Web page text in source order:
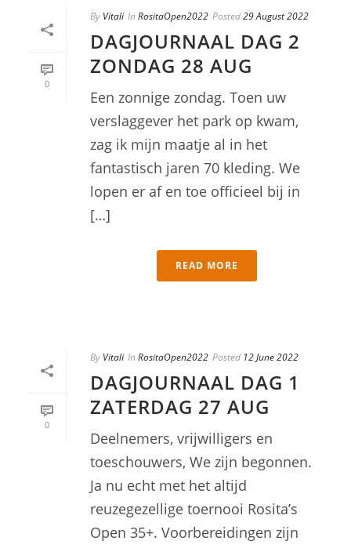
0
By Vitali In RositaOpen2022 Posted29 August 2022
DAGJOURNAAL DAG 2
ZONDAG 28 AUG
Een zonnige zondag. Toen uw
verslaggever het park op kwam,
zag ik mijn maatje al in het
fantastisch jaren 70 kleding. We
lopen er af en toe officieel bij in
[…]
READ MORE
0
By Vitali In RositaOpen2022 Posted 12 June 2022
DAGJOURNAAL DAG 1
ZATERDAG 27 AUG
Deelnemers, vrijwilligers en
toeschouwers, We zijn begonnen.
Ja nu echt met het altijd
reuzegezellige toernooi Rosita’s
Open 35+. Voorbereidingen zijn